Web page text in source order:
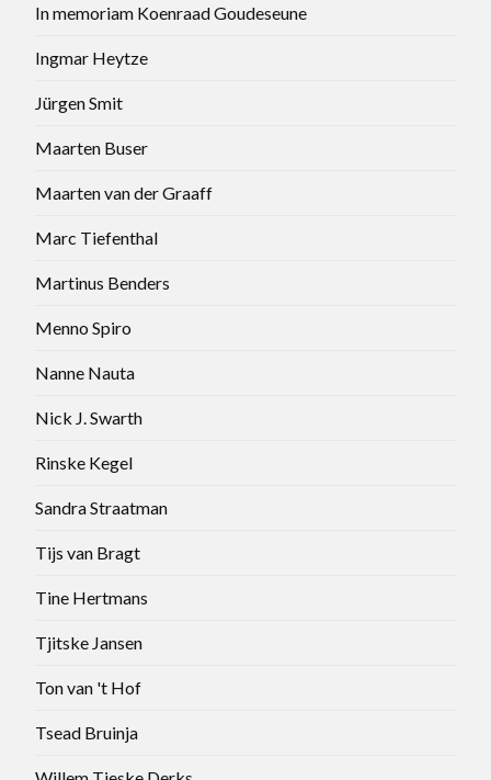
In memoriam Koenraad Goudeseune
Ingmar Heytze
Jürgen Smit
Maarten Buser
Maarten van der Graaff
Marc Tiefenthal
Martinus Benders
Menno Spiro
Nanne Nauta
Nick J. Swarth
Rinske Kegel
Sandra Straatman
Tijs van Bragt
Tine Hertmans
Tjitske Jansen
Ton van 't Hof
Tsead Bruinja